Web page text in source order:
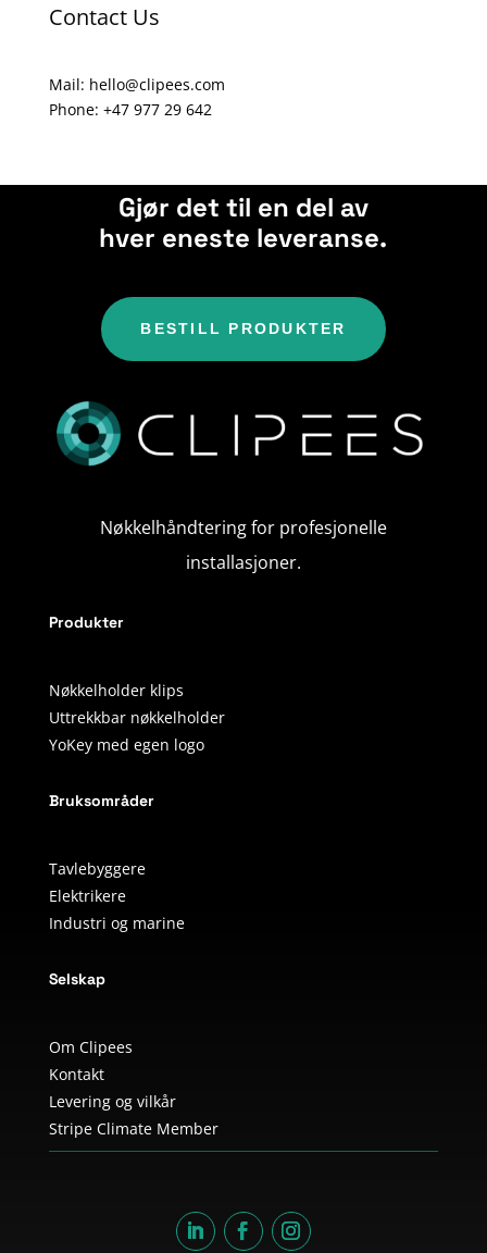
Contact Us
Mail: hello@clipees.com
Phone: +47 977 29 642
Gjør det til en del av
hver eneste leveranse.
BESTILL PRODUKTER
Nøkkelhåndtering for profesjonelle
installasjoner.
Produkter
Nøkkelholder klips
Uttrekkbar nøkkelholder
YoKey med egen logo
Bruksområder
Tavlebyggere
Elektrikere
Industri og marine
Selskap
Om Clipees
Kontakt
Levering og vilkår
Stripe Climate Member